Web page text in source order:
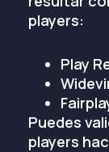
players:
Play
Puedes
players